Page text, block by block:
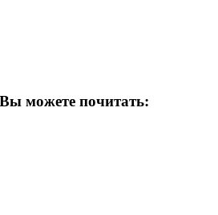
можете почитать: